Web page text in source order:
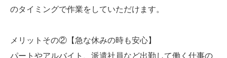
のタイミングで作業をしていただけます。
メリットその②【急な休みの時も安心】
パートやアルバイト、派遣社員など出勤して働く仕事の